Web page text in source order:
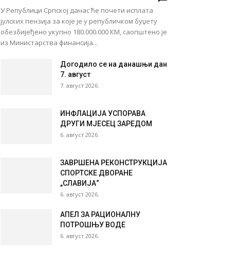
У Републици Српској данас ће почети исплата
јулских пензија за које је у републичком буџету
обезбијеђено укупно 180.000.000 КМ, саопштено је
из Министарства финансија...
Догодило се на данашњи дан
7. август
7. август 2026.
ИНФЛАЦИЈА УСПОРАВА
ДРУГИ МЈЕСЕЦ ЗАРЕДОМ
6. август 2026.
ЗАВРШЕНА РЕКОНСТРУКЦИЈА
СПОРТСКЕ ДВОРАНЕ
„СЛАВИЈА“
6. август 2026.
АПЕЛ ЗА РАЦИОНАЛНУ
ПОТРОШЊУ ВОДЕ
6. август 2026.